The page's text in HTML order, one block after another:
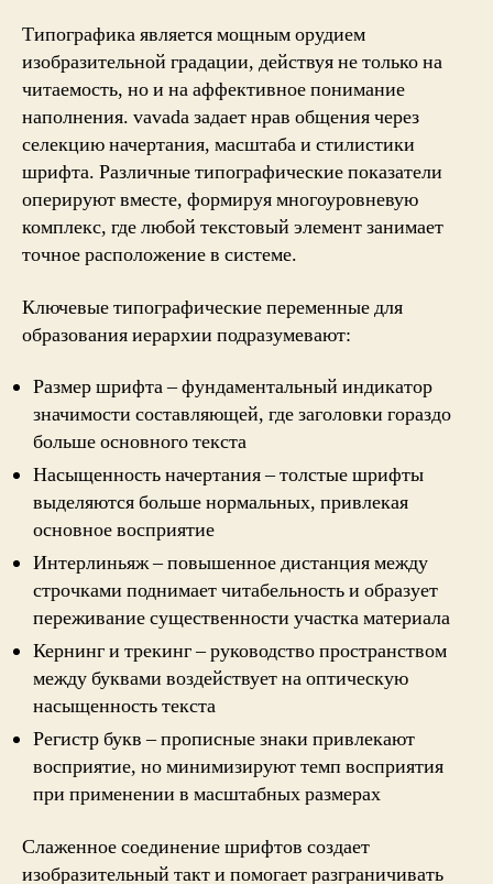
Типографика является мощным орудием
изобразительной градации, действуя не только на
читаемость, но и на аффективное понимание
наполнения. vavada задает нрав общения через
селекцию начертания, масштаба и стилистики
шрифта. Различные типографические показатели
оперируют вместе, формируя многоуровневую
комплекс, где любой текстовый элемент занимает
точное расположение в системе.
Ключевые типографические переменные для
образования иерархии подразумевают:
Размер шрифта – фундаментальный индикатор
значимости составляющей, где заголовки гораздо
больше основного текста
Насыщенность начертания – толстые шрифты
выделяются больше нормальных, привлекая
основное восприятие
Интерлиньяж – повышенное дистанция между
строчками поднимает читабельность и образует
переживание существенности участка материала
Кернинг и трекинг – руководство пространством
между буквами воздействует на оптическую
насыщенность текста
Регистр букв – прописные знаки привлекают
восприятие, но минимизируют темп восприятия
при применении в масштабных размерах
Слаженное соединение шрифтов создает
изобразительный такт и помогает разграничивать